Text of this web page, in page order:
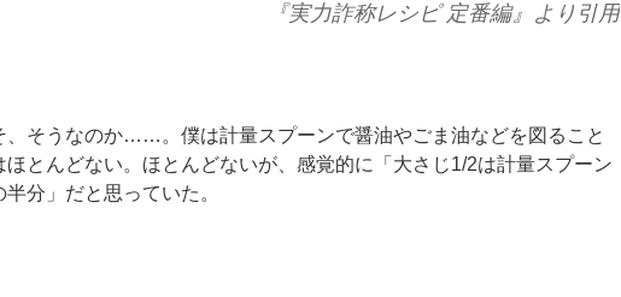
『実力詐称レシピ 定番編』より引用
、そうなのか……。僕は計量スプーンで醤油やごま油などを図ること
ほとんどない。ほとんどないが、感覚的に「大さじ1/2は計量スプーン
半分」だと思っていた。